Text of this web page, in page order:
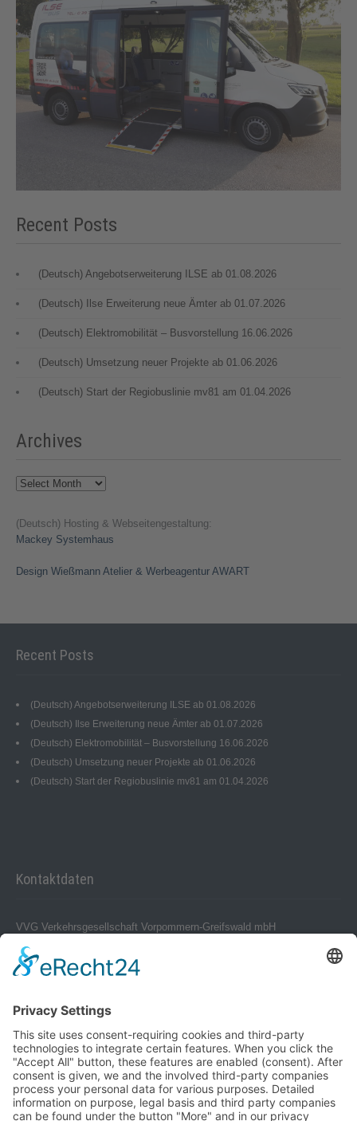
Recent Posts
(Deutsch) Angebotserweiterung ILSE ab 01.08.2026
(Deutsch) Ilse Erweiterung neue Ämter ab 01.07.2026
(Deutsch) Elektromobilität – Busvorstellung 16.06.2026
(Deutsch) Umsetzung neuer Projekte ab 01.06.2026
(Deutsch) Start der Regiobuslinie mv81 am 01.04.2026
Archives
(Deutsch) Hosting & Webseitengestaltung:
Mackey Systemhaus
Design Wießmann Atelier & Werbeagentur AWART
Recent Posts
(Deutsch) Angebotserweiterung ILSE ab 01.08.2026
(Deutsch) Ilse Erweiterung neue Ämter ab 01.07.2026
(Deutsch) Elektromobilität – Busvorstellung 16.06.2026
(Deutsch) Umsetzung neuer Projekte ab 01.06.2026
(Deutsch) Start der Regiobuslinie mv81 am 01.04.2026
Kontaktdaten
VVG Verkehrsgesellschaft Vorpommern-Greifswald mbH
17358 Torgelow
Telefon 0 39 76 – 24 02-0
info@vvg-bus.de
Betriebshof Pasewalk
Torgelower Str. 18
17309 Pasewalk
Betriebshof Jarmen
Demminer Str. 43
Verwendung von Cookies
Um unsere Website für Sie optimal
zu gestalten und fortlaufend
verbessern zu können, verwenden